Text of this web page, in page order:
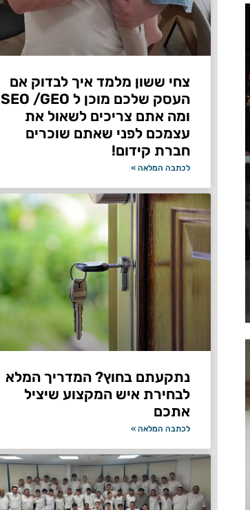
צחי ששון מלמד איך לבדוק אם
העסק שלכם מוכן ל SEO /GEO
ומה אתם צריכים לשאול את
עצמכם לפני שאתם שוכרים
חברת קידום!
לכתבה המלאה »
נתקעתם בחוץ? המדריך המלא
לבחירת איש המקצוע שיציל
אתכם
לכתבה המלאה »